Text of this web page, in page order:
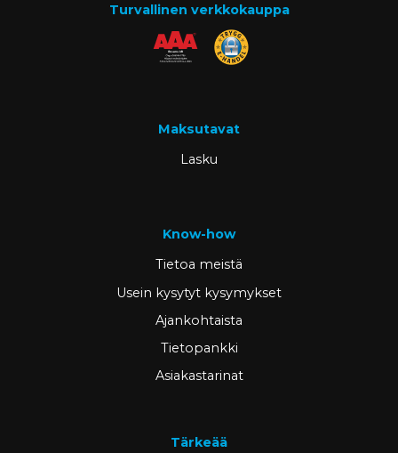
Turvallinen verkkokauppa
Maksutavat
Lasku
Know-how
Tietoa meistä
Usein kysytyt kysymykset
Ajankohtaista
Tietopankki
Asiakastarinat
Tärkeää